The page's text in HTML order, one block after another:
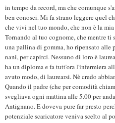
in tempo da record, ma che comunque
ben conosci. Mi fa strano leggere quel
che vivi nel tuo mondo, che non è la
Tornando al tuo cognome, che mentre
una pallina di gomma, ho ripensato
nani, per capirci. Nessuno di loro è
ha un diploma e fa tutt'ora l'infermiera
avuto modo, di laurearsi. Nè credo
Quando il padre (che per comodità
svegliava ogni mattina alle 5.00 per
Antignano. E doveva pure far presto
potenziale scaricatore veniva scelto al